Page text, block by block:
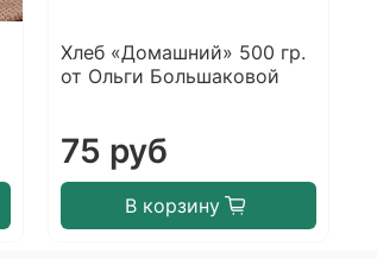
Хлеб «Домашний» 500 гр.
от Ольги Большаковой
75 руб
В корзину